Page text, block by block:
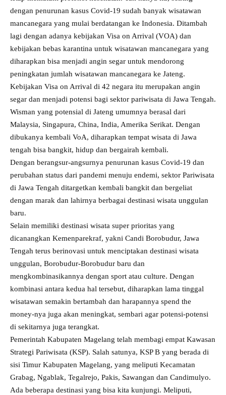
dengan penurunan kasus Covid-19 sudah banyak wisatawan
mancanegara yang mulai berdatangan ke Indonesia. Ditambah
lagi dengan adanya kebijakan Visa on Arrival (VOA) dan
kebijakan bebas karantina untuk wisatawan mancanegara yang
diharapkan bisa menjadi angin segar untuk mendorong
peningkatan jumlah wisatawan mancanegara ke Jateng.
Kebijakan Visa on Arrival di 42 negara itu merupakan angin
segar dan menjadi potensi bagi sektor pariwisata di Jawa Tengah.
Wisman yang potensial di Jateng umumnya berasal dari
Malaysia, Singapura, China, India, Amerika Serikat. Dengan
dibukanya kembali VoA, diharapkan tempat wisata di Jawa
tengah bisa bangkit, hidup dan bergairah kembali.
Dengan berangsur-angsurnya penurunan kasus Covid-19 dan
perubahan status dari pandemi menuju endemi, sektor Pariwisata
di Jawa Tengah ditargetkan kembali bangkit dan bergeliat
dengan marak dan lahirnya berbagai destinasi wisata unggulan
baru.
Selain memiliki destinasi wisata super prioritas yang
dicanangkan Kemenparekraf, yakni Candi Borobudur, Jawa
Tengah terus berinovasi untuk menciptakan destinasi wisata
unggulan, Borobudur-Borobudur baru dan
mengkombinasikannya dengan sport atau culture. Dengan
kombinasi antara kedua hal tersebut, diharapkan lama tinggal
wisatawan semakin bertambah dan harapannya spend the
money-nya juga akan meningkat, sembari agar potensi-potensi
di sekitarnya juga terangkat.
Pemerintah Kabupaten Magelang telah membagi empat Kawasan
Strategi Pariwisata (KSP). Salah satunya, KSP B yang berada di
sisi Timur Kabupaten Magelang, yang meliputi Kecamatan
Grabag, Ngablak, Tegalrejo, Pakis, Sawangan dan Candimulyo.
Ada beberapa destinasi yang bisa kita kunjungi. Meliputi,